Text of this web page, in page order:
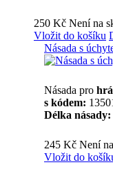
250 Kč Není na
Vložit do košíku
Násada s
Násada pro
s kódem:
Délka násady:
245 Kč Není
Vložit do